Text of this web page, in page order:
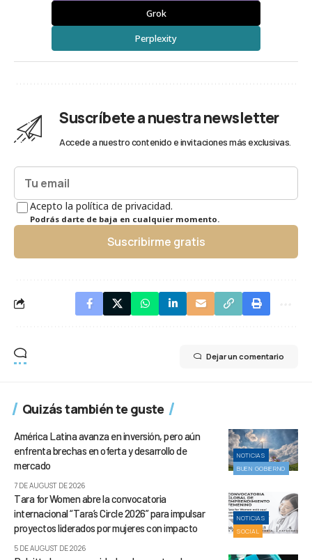
Grok
Perplexity
Suscríbete a nuestra newsletter
Accede a nuestro contenido e invitaciones más exclusivas.
Acepto la política de privacidad.
Podrás darte de baja en cualquier momento.
Suscribirme gratis
Dejar un comentario
Quizás también te guste
NOTICIAS
BUEN GOBIERNO
América Latina avanza en inversión, pero aún
enfrenta brechas en oferta y desarrollo de
mercado
7 DE AUGUST DE 2026
NOTICIAS
SOCIAL
Tara for Women abre la convocatoria
internacional “Tara’s Circle 2026” para impulsar
proyectos liderados por mujeres con impacto
5 DE AUGUST DE 2026